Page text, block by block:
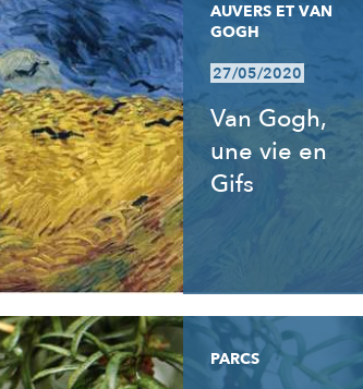
AUVERS ET VAN
GOGH
27/05/2020
Van Gogh,
une vie en
Gifs
PARCS